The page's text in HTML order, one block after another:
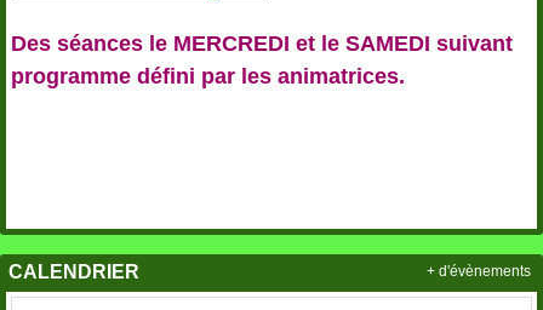
Des séances le MERCREDI et le SAMEDI suivant
programme défini par les animatrices.
CALENDRIER + d'évènements